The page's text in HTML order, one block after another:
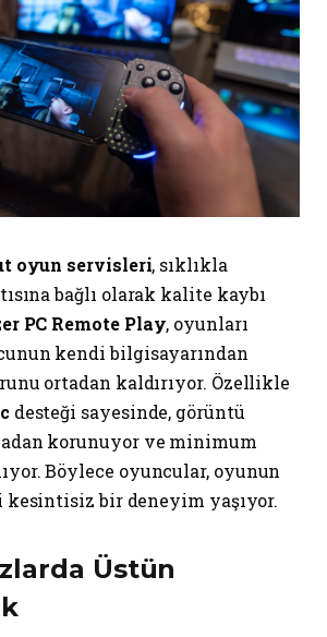
oyun servisleri, sıklıkla
bağlı olarak kalite kaybı
PC Remote Play, oyunları
kendi bilgisayarından
ortadan kaldırıyor. Özellikle
desteği sayesinde, görüntü
korunuyor ve minimum
Böylece oyuncular, oyunun
bir deneyim yaşıyor.
Üstün